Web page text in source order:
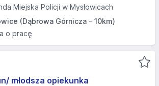
Miejska Policji w Mysłowicach
(Dąbrowa Górnicza - 10km)
o pracę
młodsza opiekunka